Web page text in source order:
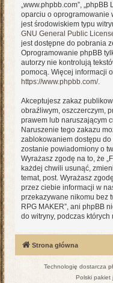
„www.phpbb.com”, „phpBB
oparciu o oprogramowanie
jest środowiskiem typu
GNU General Public
jest dostępne do pobrania
Oprogramowanie phpBB
autorzy nie kontrolują
pomocą. Więcej informacji
https://www.phpbb.com/.
Akceptujesz zakaz
obraźliwym, oszczerczym,
prawem lub naruszającym
Naruszenie tego zakazu
zablokowaniem dostępu do
zostanie powiadomiony o
Wyrażasz zgodę na to, że
każdej chwili usunąć,
temat, post. Wyrażasz
przez ciebie informacji w
przekazywane nikomu bez
RPG MAKER”, ani phpBB
do witryny, podczas
Strona główna
Technologię dostarcza
Polski pakiet